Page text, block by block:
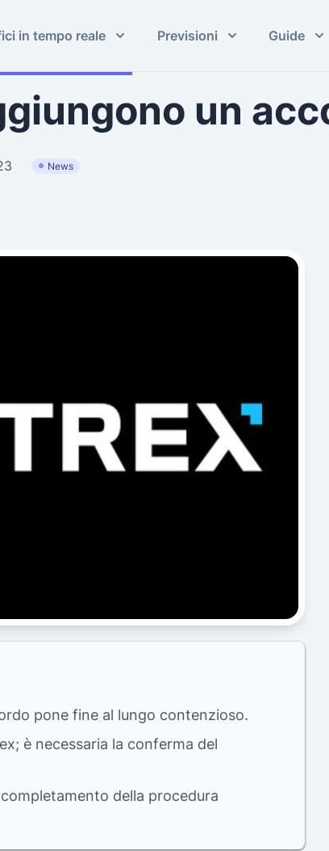
in tempo reale Previsioni Guide
un
News
pone fine al lungo contenzioso.
è necessaria la conferma del
della procedura